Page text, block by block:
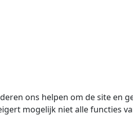
ons helpen om de site en
mogelijk niet alle functies